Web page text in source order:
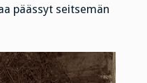
päässyt seitsemän